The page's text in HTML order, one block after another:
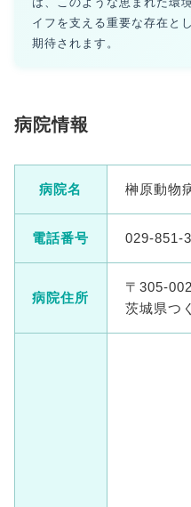
イフを支える重要な存在と
期待されます。
病院情報
病院名 榊原動物
電話番号 029-851-
病院住所
〒305-
茨城県つ